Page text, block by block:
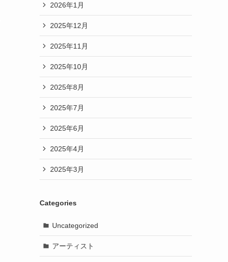
2026年1月
2025年12月
2025年11月
2025年10月
2025年8月
2025年7月
2025年6月
2025年4月
2025年3月
Categories
Uncategorized
アーティスト